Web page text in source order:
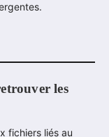
les
fichiers liés au